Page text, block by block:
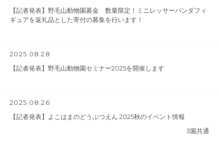
【記者発表】野毛山動物園募金 数量限定！ミニレッサーパンダフィ
ギュアを返礼品とした寄付の募集を行います！
2025.08.28
【記者発表】野毛山動物園セミナー2025を開催します
2025.08.26
【記者発表】よこはまのどうぶつえん 2025秋のイベント情報
3園共通